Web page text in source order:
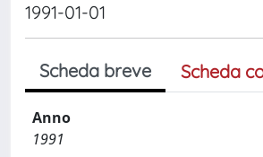
1991-01-01
Scheda breve Scheda
Anno
1991